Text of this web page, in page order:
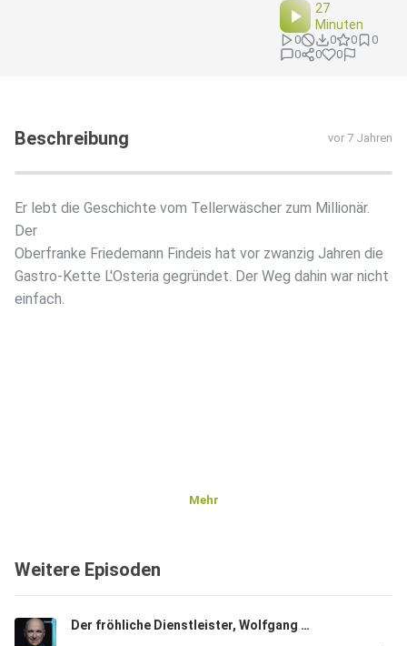
27
Minuten
0 0 0
0
0
0 0
Beschreibung vor 7 Jahren
Er lebt die Geschichte vom Tellerwäscher zum Millionär.
Der
Oberfranke Friedemann Findeis hat vor zwanzig Jahren die
Gastro-Kette L'Osteria gegründet. Der Weg dahin war nicht
einfach.
Mehr
Weitere Episoden
Der fröhliche Dienstleister, Wolfgang Krebs, Kabarettist, "Ich bin dankbar für alles, was ich habe".